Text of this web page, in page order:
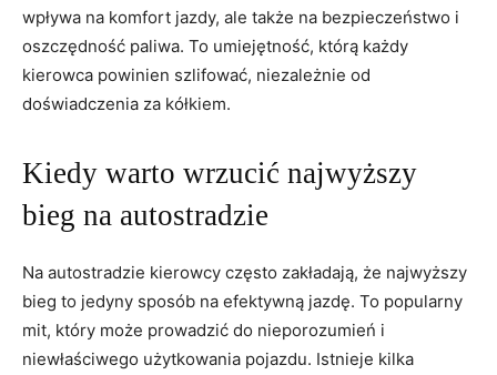
wpływa na komfort jazdy, ale także na bezpieczeństwo i
oszczędność paliwa. To umiejętność, którą każdy
kierowca powinien szlifować, niezależnie od
doświadczenia za kółkiem.
Kiedy warto wrzucić najwyższy
bieg na autostradzie
Na autostradzie kierowcy często zakładają, że najwyższy
bieg to jedyny sposób na efektywną jazdę. To popularny
mit, który może prowadzić do nieporozumień i
niewłaściwego użytkowania pojazdu. Istnieje kilka